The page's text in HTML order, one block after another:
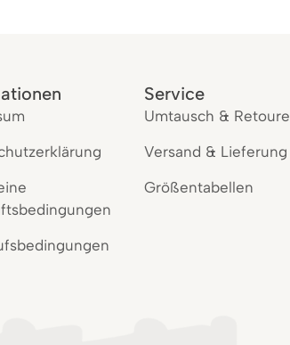
Service
Umtausch & Retoure
Versand & Lieferung
Größentabellen